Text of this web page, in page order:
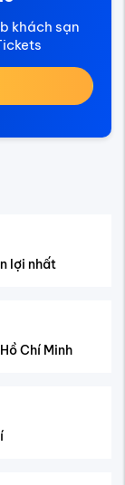
khách sạn
lợi nhất
Chí Minh